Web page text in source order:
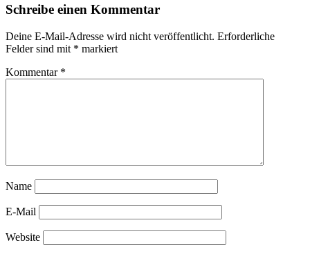
Schreibe einen Kommentar
Deine E-Mail-Adresse wird nicht veröffentlicht. Erforderliche
Felder sind mit * markiert
Kommentar *
Name
E-Mail
Website